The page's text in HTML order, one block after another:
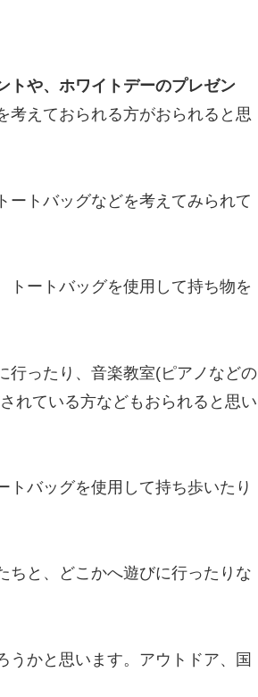
トや、ホワイトデーのプレゼン
考えておられる方がおられると思
ートバッグなどを考えてみられて
トートバッグを使用して持ち物を
行ったり、音楽教室(ピアノなどの
れている方などもおられると思い
バッグを使用して持ち歩いたり
ちと、どこかへ遊びに行ったりな
うかと思います。アウトドア、国